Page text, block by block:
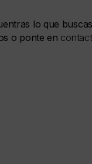
lo que
o ponte en